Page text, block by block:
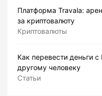
Платформа Travala:
за криптовалюту
Криптовалюты
Как перевести деньги
другому человеку
Статьи